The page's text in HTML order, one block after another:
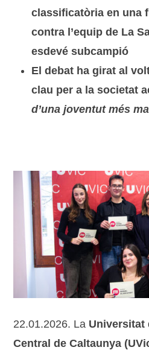
classificatòria en una
contra l’equip de La
esdevé subcampió
El debat ha girat al
clau per a la societat
d’una joventut més
22.01.2026. La Universitat
Central de Caltaunya